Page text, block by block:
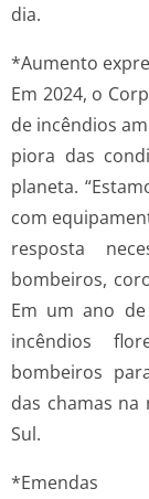
dia.
*Aumento
Em 2024, o
de incêndios
piora das
planeta.
com
resposta
bombeiros,
Em um ano
incêndios
bombeiros
das chamas
Sul.
*Emendas